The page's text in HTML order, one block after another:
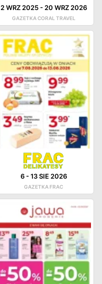
2 WRZ 2025-20 WRZ 2026
GAZETKA CORAL TRAVEL
6-13 SIE 2026
GAZETKA FRAC